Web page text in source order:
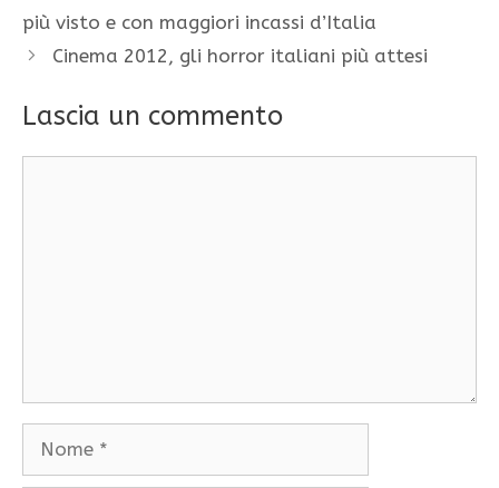
più visto e con maggiori incassi d’Italia
Cinema 2012, gli horror italiani più attesi
Lascia un commento
Nome